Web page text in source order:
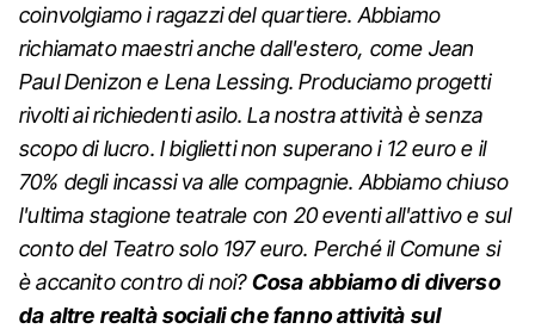
coinvolgiamo i ragazzi del quartiere. Abbiamo
richiamato maestri anche dall'estero, come Jean
Paul Denizon e Lena Lessing. Produciamo progetti
rivolti ai richiedenti asilo. La nostra attività è senza
scopo di lucro. I biglietti non superano i 12 euro e il
70% degli incassi va alle compagnie. Abbiamo chiuso
l'ultima stagione teatrale con 20 eventi all'attivo e sul
conto del Teatro solo 197 euro. Perché il Comune si
è accanito contro di noi?Cosa abbiamo di diverso
da altre realtà sociali che fanno attività sul